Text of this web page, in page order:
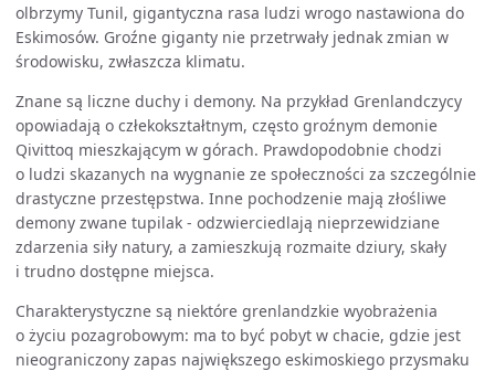
olbrzymy Tunil, gigantyczna rasa ludzi wrogo nastawiona do
Eskimosów. Groźne giganty nie przetrwały jednak zmian w
środowisku, zwłaszcza klimatu.
Znane są liczne duchy i demony. Na przykład Grenlandczycy
opowiadają o człekokształtnym, często groźnym demonie
Qivittoq mieszkającym w górach. Prawdopodobnie chodzi
o ludzi skazanych na wygnanie ze społeczności za szczególnie
drastyczne przestępstwa. Inne pochodzenie mają złośliwe
demony zwane tupilak - odzwierciedlają nieprzewidziane
zdarzenia siły natury, a zamieszkują rozmaite dziury, skały
i trudno dostępne miejsca.
Charakterystyczne są niektóre grenlandzkie wyobrażenia
o życiu pozagrobowym: ma to być pobyt w chacie, gdzie jest
nieograniczony zapas największego eskimoskiego przysmaku